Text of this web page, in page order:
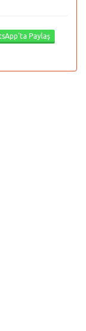
Paylaş